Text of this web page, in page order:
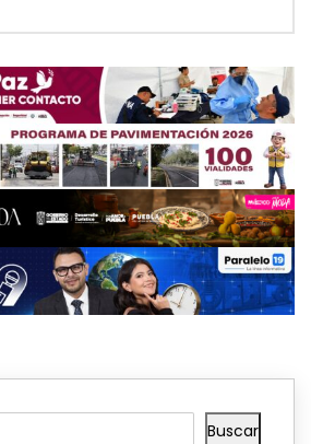
Buscar